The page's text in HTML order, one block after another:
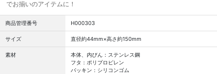
でお揃いのアイテムに！
商品管理番号 H000303
サイズ 直径約44mm×高さ約150mm
素材
本体、内びん：ステンレス鋼
フタ：ポリプロピレン
パッキン：シリコンゴム